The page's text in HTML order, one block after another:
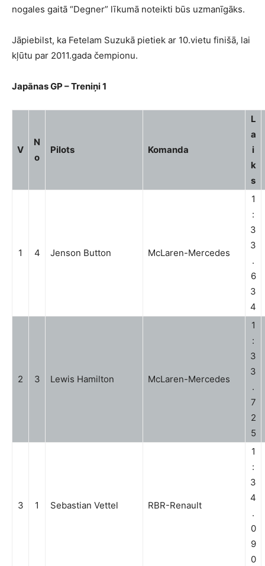
nogales gaitā “Degner” līkumā noteikti būs uzmanīgāks.
Jāpiebilst, ka Fetelam Suzukā pietiek ar 10.vietu finišā, lai
kļūtu par 2011.gada čempionu.
Japānas GP – Treniņi 1
V
N
o
Pilots Komanda
L
a
i
k
s
1 4 Jenson Button McLaren-Mercedes
1
:
3
3
.
6
3
4
2 3 Lewis Hamilton McLaren-Mercedes
1
:
3
3
.
7
2
5
3 1 Sebastian Vettel RBR-Renault
1
:
3
4
.
0
9
0